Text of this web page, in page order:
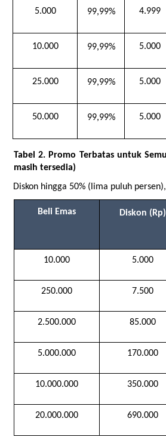
5.000 99,99% 4.999
10.000 99,99% 5.000
25.000 99,99% 5.000
50.000 99,99% 5.000
Tabel 2. Promo Terbatas untuk
masih tersedia)
Diskon hingga 50% (lima puluh
Beli Emas Diskon (Rp)
10.000 5.000
250.000 7.500
2.500.000 85.000
5.000.000 170.000
10.000.000 350.000
20.000.000 690.000